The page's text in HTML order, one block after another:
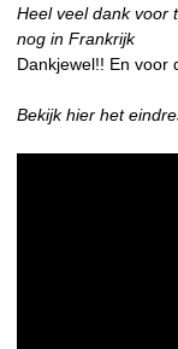
Heel veel dank voor
nog in Frankrijk
Dankjewel!! En voor
Bekijk hier het